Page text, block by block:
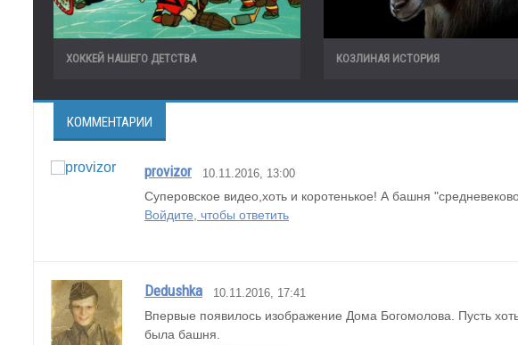
ХОККЕЙ НАШЕГО ДЕТСТВА КОЗЛИНАЯ ИСТОРИЯ
КОММЕНТАРИИ
provizor 10.11.2016, 13:00
Суперовское видео,хоть и коротенькое! А башня
Войдите, чтобы ответить
Dedushka 10.11.2016, 17:41
Впервые появилось изображение Дома Богомолова. Пусть
была башня.